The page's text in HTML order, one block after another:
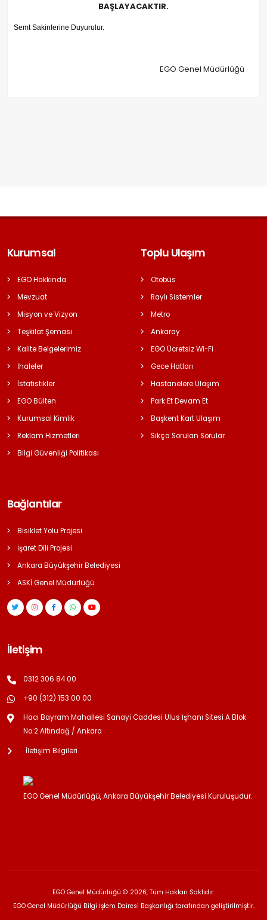
BAŞLAYACAKTIR.
Semt Sakinlerine Duyurulur.
EGO Genel Müdürlüğü
Kurumsal
EGO Hakkında
Mevzuat
Misyon ve Vizyon
Teşkilat Şeması
Kalite Belgelerimiz
İhaleler
İstatistikler
EGO Bülten
Kurumsal Kimlik
Reklam Hizmetleri
Bilgi Güvenliği Politikası
Toplu Ulaşım
Otobüs
Raylı Sistemler
Metro
Ankaray
EGO Ücretsiz Wi-Fi
Gece Hatları
Hastanelere Ulaşım
Park Et Devam Et
Başkent Kart Ulaşım
Sıkça Sorulan Sorular
Bağlantılar
Bisiklet Yolu Projesi
İşaret Dili Projesi
Ankara Büyükşehir Belediyesi
ASKİ Genel Müdürlüğü
İletişim
0312 306 84 00
+90 (312) 153 00 00
Hacı Bayram Mahallesi Sanayi Caddesi Ulus İşhanı Sitesi A Blok
No:2 Altındağ / Ankara
İletişim Bilgileri
EGO Genel Müdürlüğü, Ankara Büyükşehir Belediyesi Kuruluşudur.
EGO Genel Müdürlüğü © 2026, Tüm Hakları Saklıdır.
EGO Genel Müdürlüğü Bilgi İşlem Dairesi Başkanlığı tarafından geliştirilmiştir.